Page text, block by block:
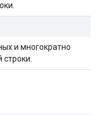
и многократно